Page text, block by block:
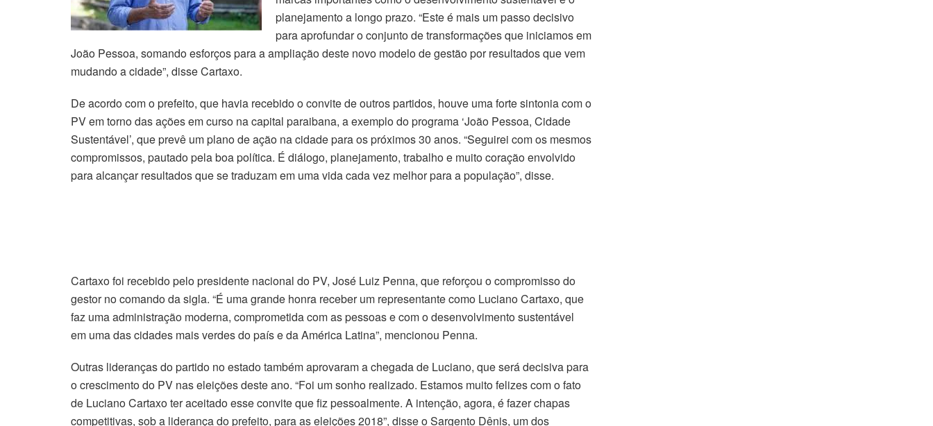
planejamento a longo prazo. “Este é mais um passo decisivo
para aprofundar o conjunto de transformações que iniciamos em
João Pessoa, somando esforços para a ampliação deste novo modelo de gestão por resultados que vem
mudando a cidade”, disse Cartaxo.
De acordo com o prefeito, que havia recebido o convite de outros partidos, houve uma forte sintonia com o
PV em torno das ações em curso na capital paraibana, a exemplo do programa ‘João Pessoa, Cidade
Sustentável’, que prevê um plano de ação na cidade para os próximos 30 anos. “Seguirei com os mesmos
compromissos, pautado pela boa política. É diálogo, planejamento, trabalho e muito coração envolvido
para alcançar resultados que se traduzam em uma vida cada vez melhor para a população”, disse.
Cartaxo foi recebido pelo presidente nacional do PV, José Luiz Penna, que reforçou o compromisso do
gestor no comando da sigla. “É uma grande honra receber um representante como Luciano Cartaxo, que
faz uma administração moderna, comprometida com as pessoas e com o desenvolvimento sustentável
em uma das cidades mais verdes do país e da América Latina”, mencionou Penna.
Outras lideranças do partido no estado também aprovaram a chegada de Luciano, que será decisiva para
o crescimento do PV nas eleições deste ano. “Foi um sonho realizado. Estamos muito felizes com o fato
de Luciano Cartaxo ter aceitado esse convite que fiz pessoalmente. A intenção, agora, é fazer chapas
competitivas, sob a liderança do prefeito, para as eleições 2018”, disse o Sargento Dênis, um dos